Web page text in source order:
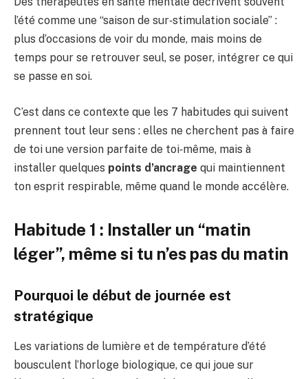
l’été comme une “saison de sur‑stimulation sociale” :
plus d’occasions de voir du monde, mais moins de
temps pour se retrouver seul, se poser, intégrer ce qui
se passe en soi.
C’est dans ce contexte que les 7 habitudes qui suivent
prennent tout leur sens : elles ne cherchent pas à faire
de toi une version parfaite de toi‑même, mais à
installer quelques points d’ancrage qui maintiennent
ton esprit respirable, même quand le monde accélère.
Habitude 1 : Installer un “matin
léger”, même si tu n’es pas du matin
Pourquoi le début de journée est
stratégique
Les variations de lumière et de température d’été
bousculent l’horloge biologique, ce qui joue sur